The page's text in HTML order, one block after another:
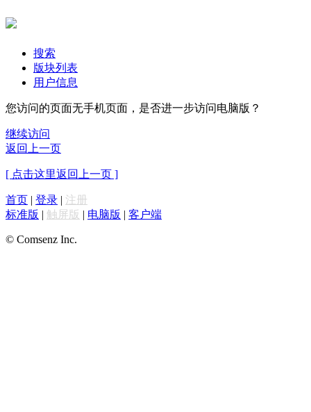
搜索
版块列表
用户信息
您访问的页面无手机页面，是否进一步访问电脑版？
继续访问
返回上一页
[ 点击这里返回上一页 ]
首页 | 登录 | 注册
标准版 | 触屏版 | 电脑版 | 客户端
© Comsenz Inc.